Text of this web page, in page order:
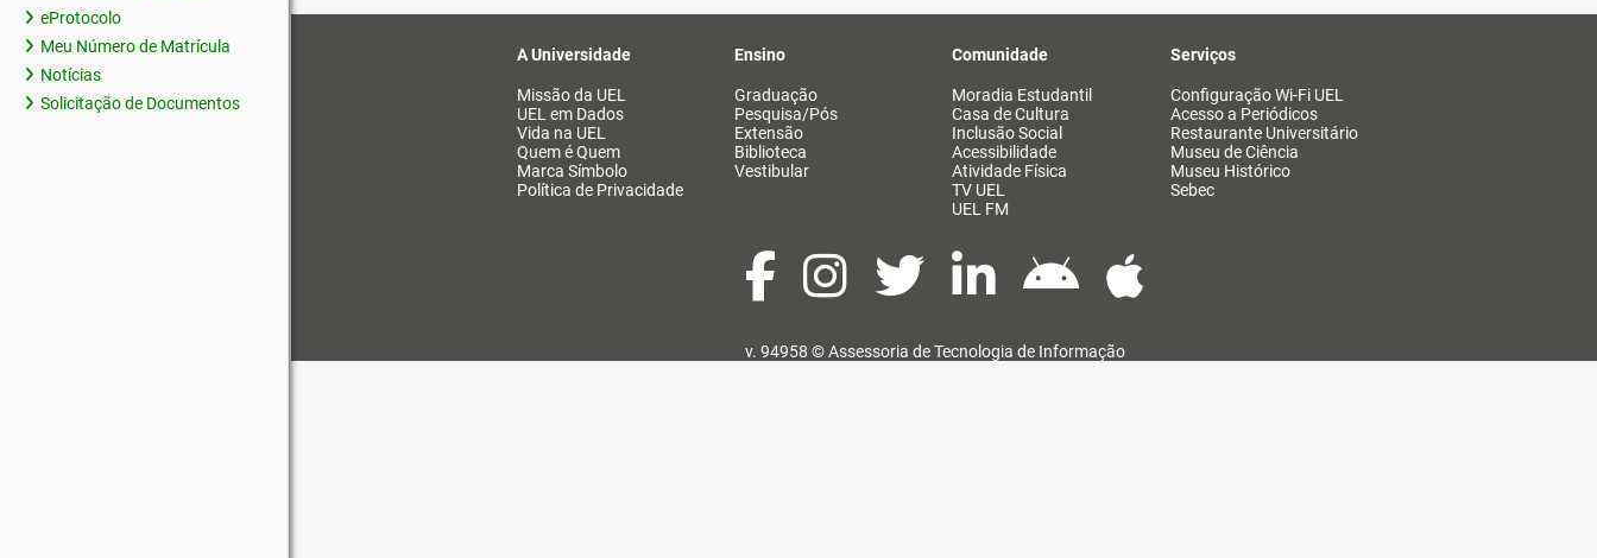
eProtocolo
Meu Número de Matrícula
Notícias
Solicitação de Documentos
A Universidade
Missão da UEL
UEL em Dados
Vida na UEL
Quem é Quem
Marca Símbolo
Política de Privacidade
Ensino
Graduação
Pesquisa/Pós
Extensão
Biblioteca
Vestibular
Comunidade
Moradia Estudantil
Casa de Cultura
Inclusão Social
Acessibilidade
Atividade Física
TV UEL
UEL FM
Serviços
Configuração Wi-Fi UEL
Acesso a Periódicos
Restaurante Universitário
Museu de Ciência
Museu Histórico
Sebec
v. 94958 ©Assessoria de Tecnologia de Informação